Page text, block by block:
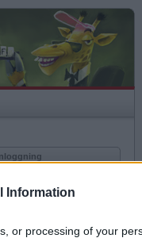
Information
or processing of your
Kom ihåg mig